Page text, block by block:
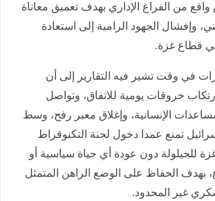
من الفراغ الإداري بهدف تعميق معاناة
وإفشال الجهود الرامية إلى استعادة
في قطاع غزة.
في وقت تشير فيه التقارير إلى أن
خروقات يومية للاتفاق، وتواصل
الإنسانية، وإغلاق معبر رفح، وسط
تمنع عمدا دخول لجنة التكنوقراط
للحيلولة دون عودة أي حياة سياسية أو
بهدف الحفاظ على الوضع الراهن المتمثل
غير المحدود.